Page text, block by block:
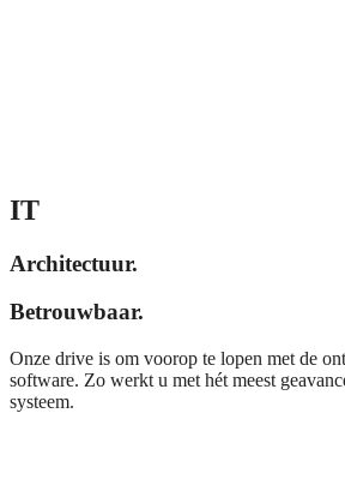
IT
Architectuur.
Betrouwbaar.
Onze drive is om voorop te lopen met de
software. Zo werkt u met hét meest
systeem.